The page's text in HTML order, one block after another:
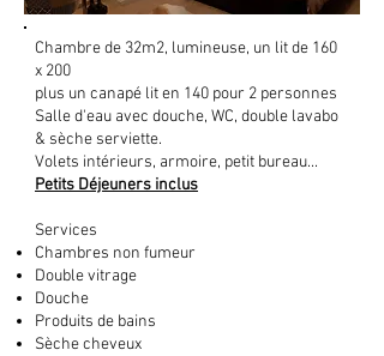
Chambre de 32m2, lumineuse, un lit de 160
x 200
plus un canapé lit en 140 pour 2 personnes
Salle d'eau avec douche, WC, double lavabo
& sèche serviette.
Volets intérieurs, armoire, petit bureau...
Petits Déjeuners inclus
Services
Chambres non fumeur
Double vitrage
Douche
Produits de bains
Sèche cheveux